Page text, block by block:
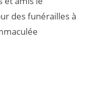
des funérailles à